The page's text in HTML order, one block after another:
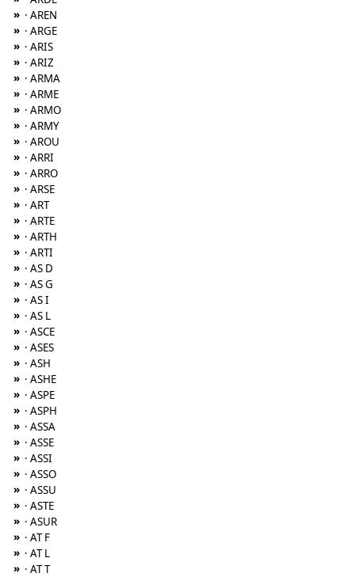
» · AREN
» · ARGE
» · ARIS
» · ARIZ
» · ARMA
» · ARME
» · ARMO
» · ARMY
» · AROU
» · ARRI
» · ARRO
» · ARSE
» · ART
» · ARTE
» · ARTH
» · ARTI
» · AS D
» · AS G
» · AS I
» · AS L
» · ASCE
» · ASES
» · ASH
» · ASHE
» · ASPE
» · ASPH
» · ASSA
» · ASSE
» · ASSI
» · ASSO
» · ASSU
» · ASTE
» · ASUR
» · AT F
» · AT L
» · AT T